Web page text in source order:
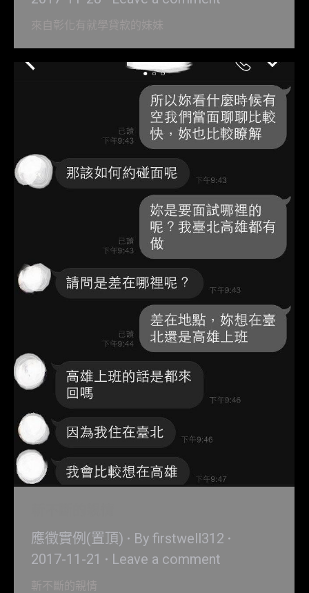
來自彰化有就學貸款的妹妹
應徵實例(置頂) By firstwell312
2017-11-21
Leave a comment
斬不斷的親情